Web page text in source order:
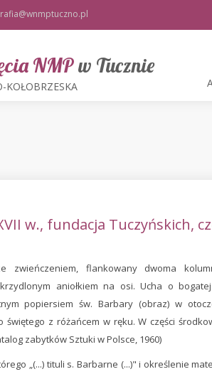
NMPw Tucznie
KOŁOBRZESKA
w., fundacja Tuczyńskich,
zwieńczeniem, flankowany dwoma
aniołkiem na osi. Ucha o
popiersiem św. Barbary (obraz) w
z różańcem w ręku. W części
zabytków Sztuki w Polsce, 1960)
„(...) tituli s. Barbarne (...)" i określenie